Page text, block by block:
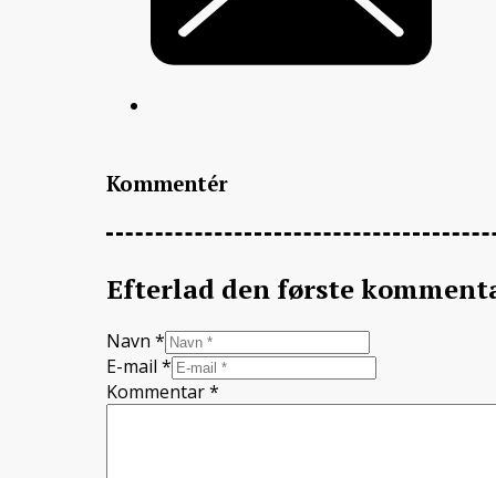
Kommentér
Efterlad den første
Navn *
E-mail *
Kommentar*